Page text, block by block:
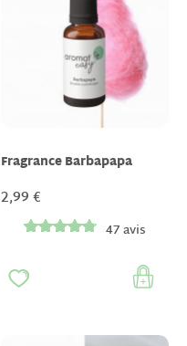
Fragrance Barbapapa
2,99 €
47 avis